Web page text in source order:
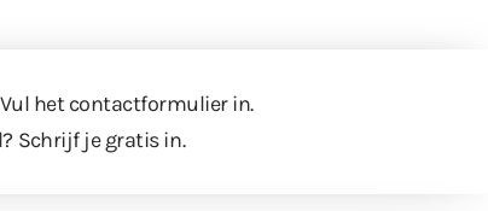
het contactformulierin.
Schrijf je gratis in.